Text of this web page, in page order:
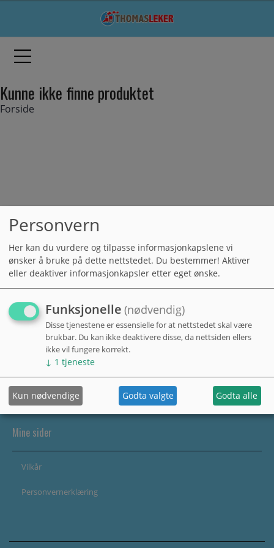
Kunne ikke finne produktet
Forside
Mine sider
Vilkår
Personvernerklæring
Personvern
Her kan du vurdere og tilpasse informasjonkapslene vi
ønsker å bruke på dette nettstedet. Du bestemmer! Aktiver
eller deaktiver informasjonkapsler etter eget ønske.
Funksjonelle (nødvendig)
Disse tjenestene er essensielle for at nettstedet skal være
brukbar. Du kan ikke deaktivere disse, da nettsiden ellers
ikke vil fungere korrekt.
↓ 1 tjeneste
Kun nødvendige Godta valgte Godta alle